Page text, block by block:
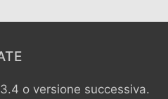
o versione successiva.